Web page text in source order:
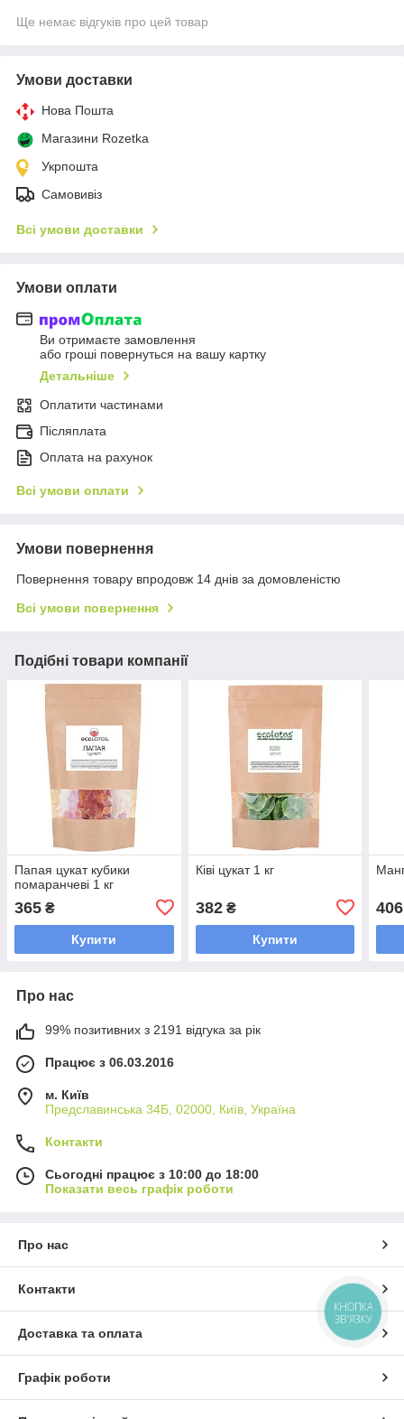
Ще немає відгуків про цей товар
Умови доставки
Нова Пошта
Магазини Rozetka
Укрпошта
Самовивіз
Всі умови доставки
Умови оплати
Ви отримаєте замовлення
або гроші повернуться на вашу картку
Детальніше
Оплатити частинами
Післяплата
Оплата на рахунок
Всі умови оплати
Умови повернення
Повернення товару впродовж 14 днів за домовленістю
Всі умови повернення
Подібні товари компанії
Папая цукат кубики
помаранчеві 1 кг
365 ₴
Купити
Ківі цукат 1 кг
382₴
Купити
406
Про нас
99% позитивних з 2191 відгука за рік
Працює з 06.03.2016
м. Київ
Предславинська 34Б, 02000, Київ, Україна
Контакти
Сьогодні працює з 10:00 до 18:00
Показати весь графік роботи
Про нас
Контакти
Доставка та оплата
Графік роботи
КНОПКА
ЗВ'ЯЗКУ